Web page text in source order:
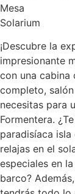
Mesa
Solarium
¡Descubre la
impresionante
con una cabina
completo,
necesitas para
Formentera.
paradisíaca
relajas en el
especiales en
barco?